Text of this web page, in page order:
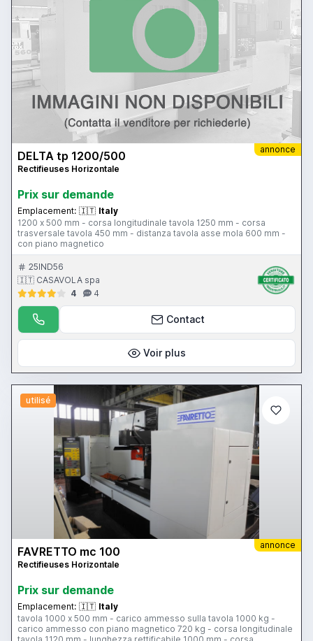
annonce
DELTA tp 1200/500
Rectifieuses Horizontale
Prix ​​sur demande
Emplacement: 🇮🇹 Italy
1200 x 500 mm - corsa longitudinale tavola 1250 mm - corsa
trasversale tavola 450 mm - distanza tavola asse mola 600 mm -
con piano magnetico
25IND56
🇮🇹 CASAVOLA spa
4
4
Contact
Voir plus
utilisé
annonce
FAVRETTO mc 100
Rectifieuses Horizontale
Prix ​​sur demande
Emplacement: 🇮🇹 Italy
tavola 1000 x 500 mm - carico ammesso sulla tavola 1000 kg -
carico ammesso con piano magnetico 720 kg - corsa longitudinale